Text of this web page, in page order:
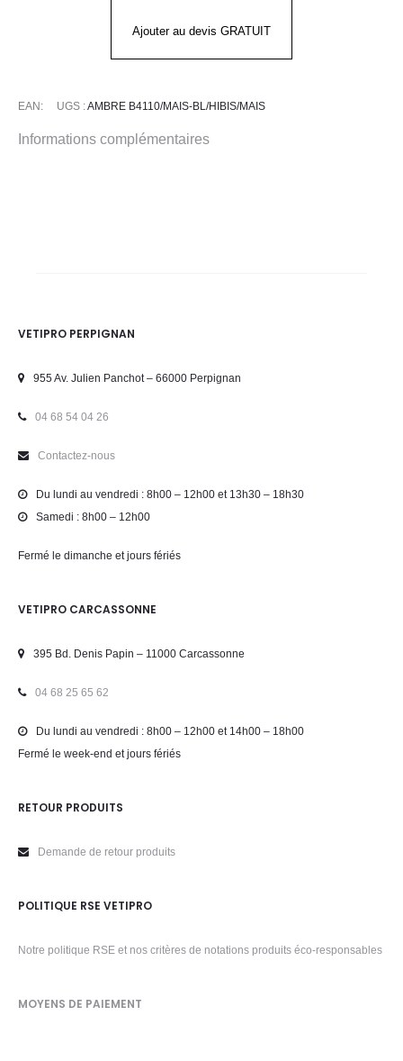
BLANC/HIBISCUS/MAISAjouter au devis GRATUIT
EAN: UGS :AMBRE B4110/MAIS-BL/HIBIS/MAIS
Informations complémentaires
VETIPRO PERPIGNAN
955 Av. Julien Panchot – 66000 Perpignan
04 68 54 04 26
Contactez-nous
Du lundi au vendredi : 8h00 – 12h00 et 13h30 – 18h30
Samedi : 8h00 – 12h00
Fermé le dimanche et jours fériés
VETIPRO CARCASSONNE
395 Bd. Denis Papin – 11000 Carcassonne
04 68 25 65 62
Du lundi au vendredi : 8h00 – 12h00 et 14h00 – 18h00
Fermé le week-end et jours fériés
RETOUR PRODUITS
Demande de retour produits
POLITIQUE RSE VETIPRO
Notre politique RSE et nos critères de notations produits éco-responsables
MOYENS DE PAIEMENT